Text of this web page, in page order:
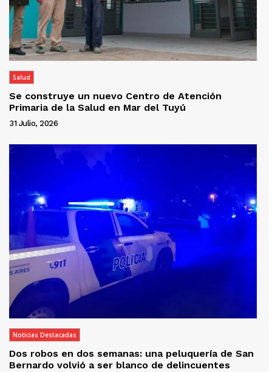
Salud
Se construye un nuevo Centro de Atención
Primaria de la Salud en Mar del Tuyú
31 Julio, 2026
Noticias Destacadas
Dos robos en dos semanas: una peluquería de San
Bernardo volvió a ser blanco de delincuentes